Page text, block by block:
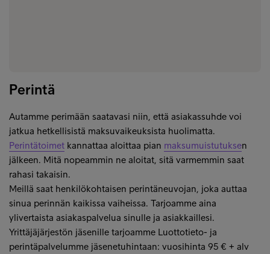
Perintä
Autamme perimään saatavasi niin, että asiakassuhde voi
jatkua hetkellisistä maksuvaikeuksista huolimatta.
Perintätoimet kannattaa aloittaa pian maksumuistutuksen
jälkeen. Mitä nopeammin ne aloitat, sitä varmemmin saat
rahasi takaisin.
Meillä saat henkilökohtaisen perintäneuvojan, joka auttaa
sinua perinnän kaikissa vaiheissa. Tarjoamme aina
ylivertaista asiakaspalvelua sinulle ja asiakkaillesi.
Yrittäjäjärjestön jäsenille tarjoamme Luottotieto- ja
perintäpalvelumme jäsenetuhintaan: vuosihinta 95 € + alv